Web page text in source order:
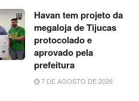
Havan tem projeto da
megaloja de Tijucas
protocolado e
aprovado pela
prefeitura
7 DE AGOSTO DE 2026